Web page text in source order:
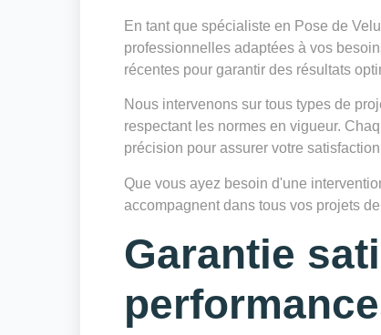
En tant que spécialiste en Pose de
professionnelles adaptées à vos
récentes pour garantir des résultats
Nous intervenons sur tous types de
respectant les normes en vigueur.
précision pour assurer votre
Que vous ayez besoin d'une
accompagnent dans tous vos projets
Garantie